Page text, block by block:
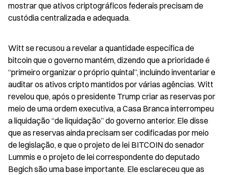
mostrar que ativos criptográficos federais precisam de
custódia centralizada e adequada.
Witt se recusou a revelar a quantidade específica de
bitcoin que o governo mantém, dizendo que a prioridade é
“primeiro organizar o próprio quintal”, incluindo inventariar e
auditar os ativos cripto mantidos por várias agências. Witt
revelou que, após o presidente Trump criar as reservas por
meio de uma ordem executiva, a Casa Branca interrompeu
a liquidação “de liquidação” do governo anterior. Ele disse
que as reservas ainda precisam ser codificadas por meio
de legislação, e que o projeto de lei BITCOIN do senador
Lummis e o projeto de lei correspondente do deputado
Begich são uma base importante. Ele esclareceu que as